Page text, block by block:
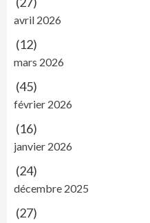
avril 2026
(12)
mars 2026
(45)
février 2026
(16)
janvier 2026
(24)
décembre 2025
(27)